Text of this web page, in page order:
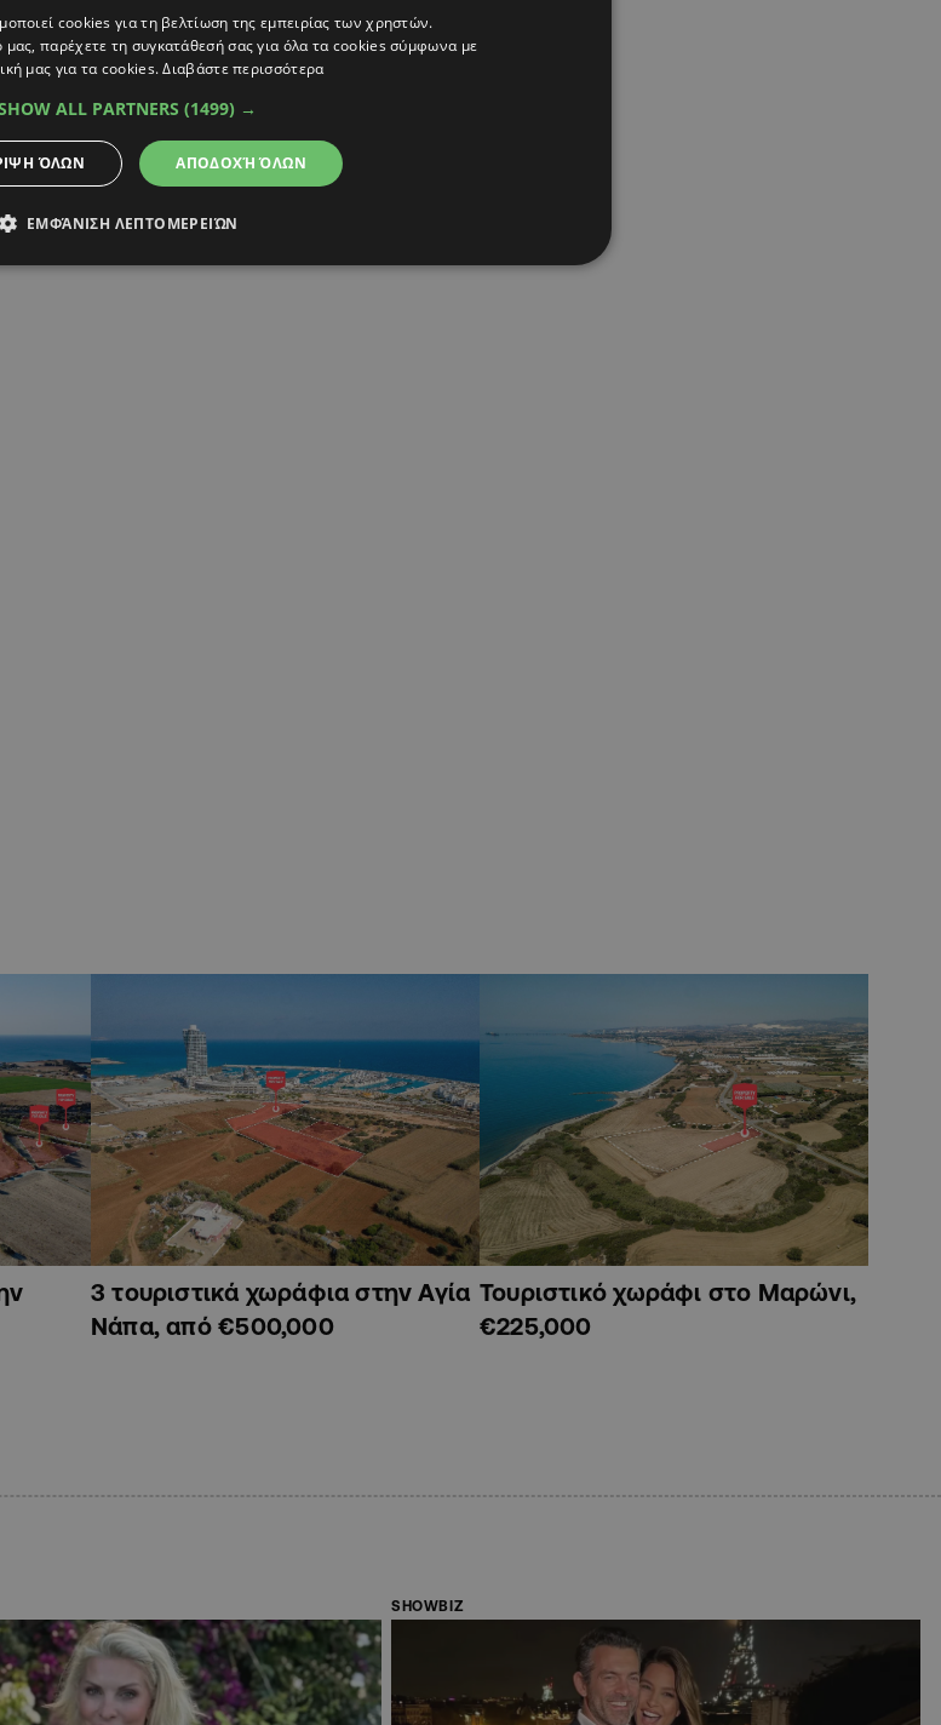
Podcasts
ΠΟΛΙΤΗΣ
3 τουριστικά χωράφια στην Αγία
Νάπα, από €500,000
Τουριστικό χωράφι στο Μαρώνι,
€225,000
SHOWBIZ
cookies για τη βελτίωση της εμπειρίας των χρηστών.
μας, παρέχετε τη συγκατάθεσή σας για όλα τα cookies σύμφωνα με
μας για τα cookies.Διαβάστε περισσότερα
ALL PARTNERS (1499) →
ΑΠΟΔΟΧΉ ΌΛΩΝ
ΌΛΩΝ
ΕΜΦΆΝΙΣΗ ΛΕΠΤΟΜΕΡΕΙΏΝ